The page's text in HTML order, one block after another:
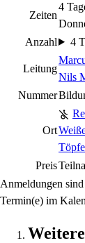
Zeiten
4
Anzahl
4
Leitung
Nils
Nummer
Ort
Preis
Anmeldungen
Termin(e) im